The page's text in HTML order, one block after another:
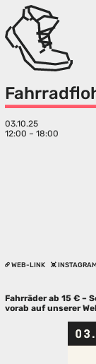
03.10.25
12:00 – 18:00
WEB-LINK
Fahrräder ab 15 € –
vorab auf unserer